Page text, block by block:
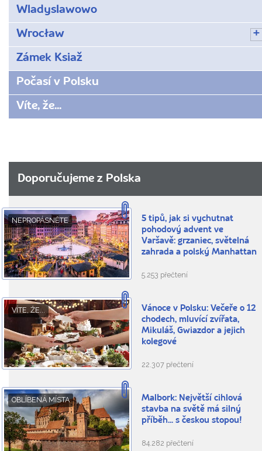
Wladyslawowo
Wrocław
Zámek Ksiaž
Počasí v Polsku
Víte, že...
Doporučujeme z Polska
NEPROPÁSNĚTE
5 tipů, jak si vychutnat
pohodový advent ve
Varšavě: grzaniec, světelná
zahrada a polský Manhattan
5.253 přečtení
VÍTE, ŽE...
Vánoce v Polsku: Večeře o 12
chodech, mluvící zvířata,
Mikuláš, Gwiazdor a jejich
kolegové
22.307 přečtení
OBLÍBENÁ MÍSTA
Malbork: Největší cihlová
stavba na světě má silný
příběh... s českou stopou!
84.282 přečtení